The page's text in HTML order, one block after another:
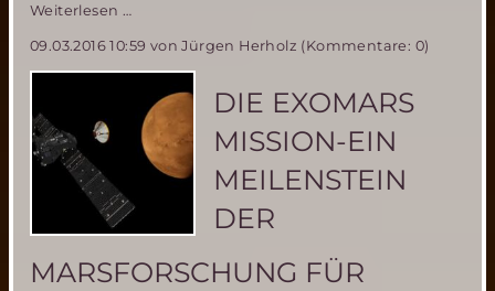
Weiterlesen …
Der
Traum
Roten
Planeten
ein
hörenswerter
Radiobeitrag
09.03.2016 10:59 von Jürgen Herholz (Kommentare: 0)
DIE EXOMARS
MISSION-EIN
MEILENSTEIN
DER
MARSFORSCHUNG FÜR